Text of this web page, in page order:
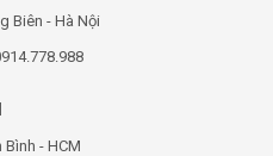
Biên - Hà Nội
- HCM